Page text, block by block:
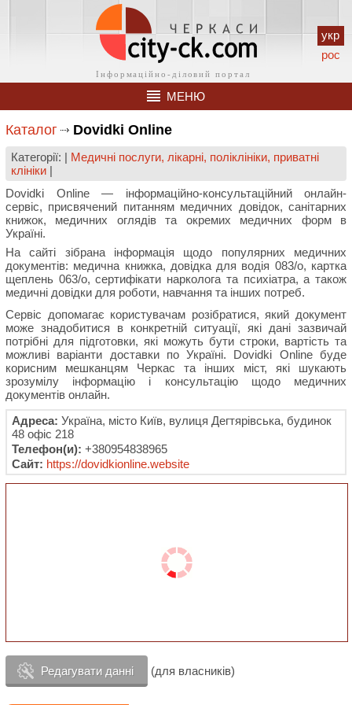
укр
рос
МЕНЮ
Каталог Dovidki Online
Категорії: | Медичні послуги, лікарні, поліклініки, приватні
клініки |
Dovidki Online — інформаційно-консультаційний онлайн-
сервіс, присвячений питанням медичних довідок, санітарних
книжок, медичних оглядів та окремих медичних форм в
Україні.
На сайті зібрана інформація щодо популярних медичних
документів: медична книжка, довідка для водія 083/о, картка
щеплень 063/о, сертифікати нарколога та психіатра, а також
медичні довідки для роботи, навчання та інших потреб.
Сервіс допомагає користувачам розібратися, який документ
може знадобитися в конкретній ситуації, які дані зазвичай
потрібні для підготовки, які можуть бути строки, вартість та
можливі варіанти доставки по Україні. Dovidki Online буде
корисним мешканцям Черкас та інших міст, які шукають
зрозумілу інформацію і консультацію щодо медичних
документів онлайн.
Адреса: Україна, місто Київ, вулиця Дегтярівська, будинок
48 офіс 218
Телефон(и): +380954838965
Сайт: https://dovidkionline.website
Редагувати данні (для власників)